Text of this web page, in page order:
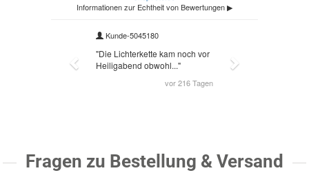
Fragen zu Bestellung & Versand